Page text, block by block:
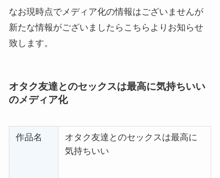
なお現時点でメディア化の情報はございませんが
新たな情報がございましたらこちらよりお知らせ
致します。
オタク友達とのセックスは最高に気持ちいい
のメディア化
作品名
オタク友達とのセックスは最高に
気持ちいい